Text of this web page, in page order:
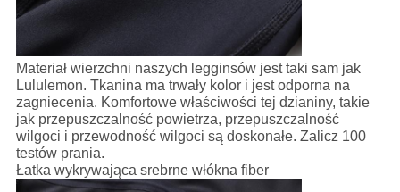
Materiał wierzchni naszych legginsów jest taki sam jak
Lululemon. Tkanina ma trwały kolor i jest odporna na
zagniecenia. Komfortowe właściwości tej dzianiny, takie
jak przepuszczalność powietrza, przepuszczalność
wilgoci i przewodność wilgoci są doskonałe. Zalicz 100
testów prania.
Łatka wykrywająca srebrne włókna fiber